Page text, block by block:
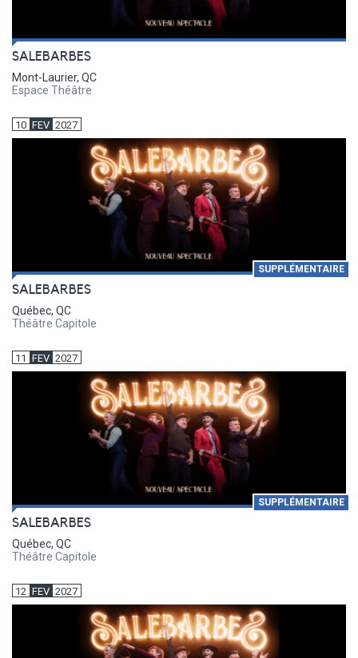
SALEBARBES
Mont-Laurier, QC
Espace Théâtre
10 FEV 2027
SUPPLÉMENTAIRE
SALEBARBES
Québec, QC
Théâtre Capitole
11 FEV 2027
SUPPLÉMENTAIRE
SALEBARBES
Québec, QC
Théâtre Capitole
12 FEV 2027